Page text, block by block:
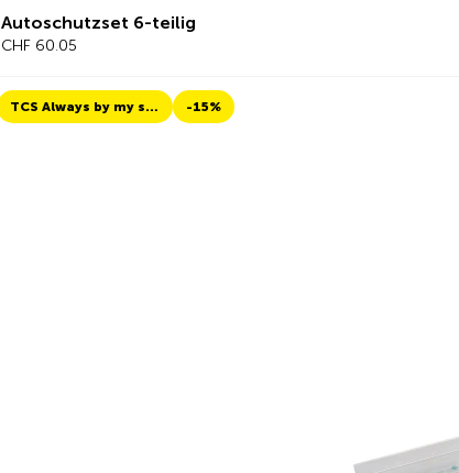
Autoschutzset 6-teilig
CHF 60.05
TCS Always by my side -15%